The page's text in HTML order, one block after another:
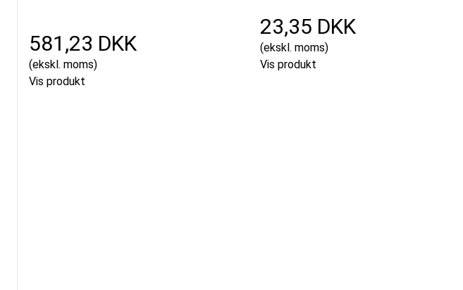
581,23 DKK
(ekskl. moms)
Vis produkt
23,35 DKK
(ekskl. moms)
Vis produkt